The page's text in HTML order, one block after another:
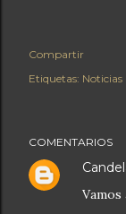
Compartir
Etiquetas: Noticias
COMENTARIOS
Vamos